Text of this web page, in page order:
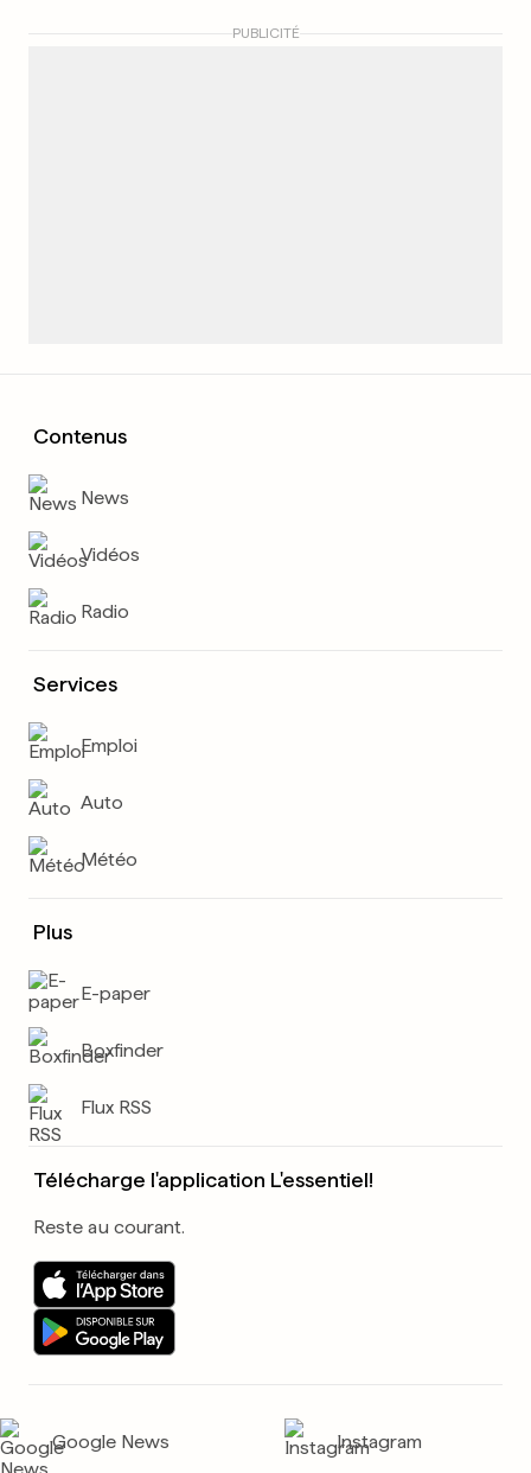
PUBLICITÉ
Contenus
News
Vidéos
Radio
Services
Emploi
Auto
Météo
Plus
E-paper
Boxfinder
Flux RSS
Télécharge l'application L'essentiel!
Reste au courant.
Google News Instagram